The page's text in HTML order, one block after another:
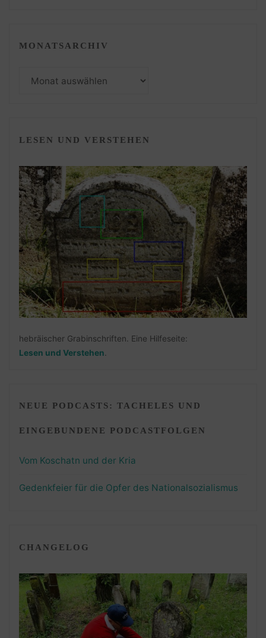
MONATSARCHIV
LESEN UND VERSTEHEN
hebräischer Grabinschriften. Eine Hilfeseite:
Lesen und Verstehen.
NEUE PODCASTS: TACHELES UND
EINGEBUNDENE PODCASTFOLGEN
Vom Koschatn und der Kria
Gedenkfeier für die Opfer des Nationalsozialismus
CHANGELOG